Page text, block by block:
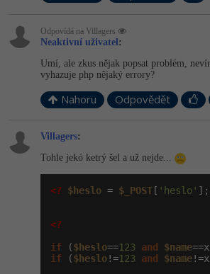
Odpovídá na ­Villagers
Neaktivní uživatel :
Umí, ale zkus nějak popsat problém,
vyhazuje php nějaký errory?
Nahoru Odpovědět
­Villagers:
Tohle jekó ketrý šel a už nejde...
<? $heslo = $_POST[ 'heslo' ];
<?
if ($heslo==123 and $name
if ($heslo!=123 and $name